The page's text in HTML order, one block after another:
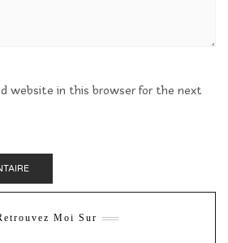
website in this browser for the next
Moi Sur